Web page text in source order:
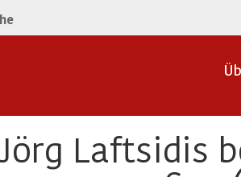
Laftsidis